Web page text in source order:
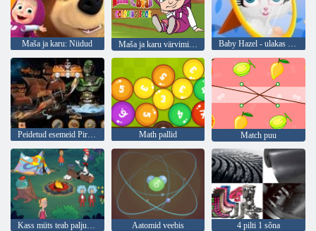
Maša ja karu: Niidud Maša ja karu värvimisraamat Baby Hazel - ulakas kass
Math pallid Match puu
Aatomid veebis 4 pilti 1 sõna